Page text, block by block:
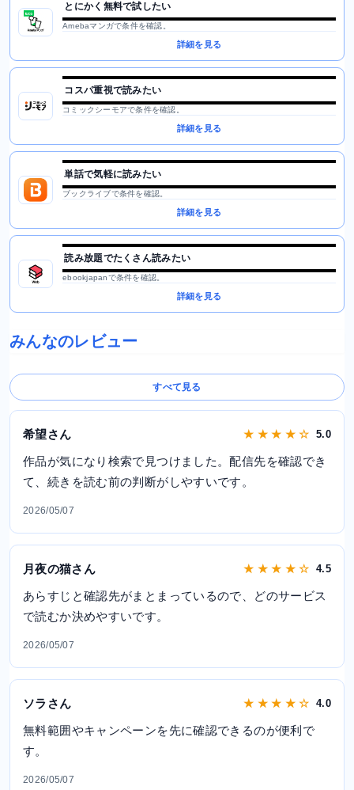
とにかく無料で試したい
Amebaマンガで条件を確認。
詳細を見る
コスパ重視で読みたい
コミックシーモアで条件を確認。
詳細を見る
単話で気軽に読みたい
ブックライブで条件を確認。
詳細を見る
読み放題でたくさん読みたい
ebookjapanで条件を確認。
詳細を見る
みんなのレビュー
すべて見る
希望さん ★ ★ ★ ★ ☆ 5.0
作品が気になり検索で見つけました。配信先を確認でき
て、続きを読む前の判断がしやすいです。
2026/05/07
月夜の猫さん ★ ★ ★ ★ ☆ 4.5
あらすじと確認先がまとまっているので、どのサービス
で読むか決めやすいです。
2026/05/07
ソラさん ★ ★ ★ ★ ☆ 4.0
無料範囲やキャンペーンを先に確認できるのが便利で
す。
2026/05/07